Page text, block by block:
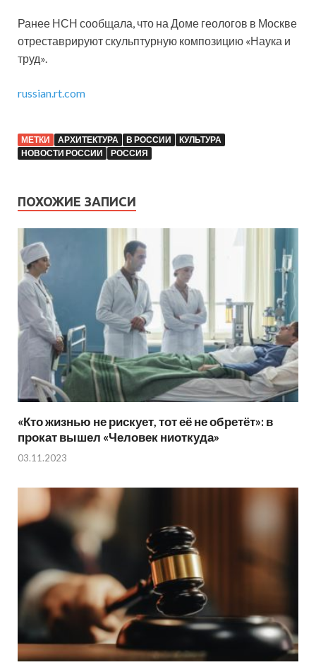
Ранее НСН сообщала, что на Доме геологов в Москве
отреставрируют скульптурную композицию «Наука и
труд».
russian.rt.com
МЕТКИ АРХИТЕКТУРА В РОССИИ
КУЛЬТУРА
НОВОСТИ РОССИИ
РОССИЯ
ПОХОЖИЕ ЗАПИСИ
«Кто жизнью не рискует, тот её не обретёт»: в
прокат вышел «Человек ниоткуда»
03.11.2023